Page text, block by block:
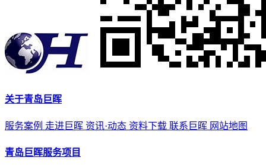
关于青岛巨晖
服务案例 走进巨晖 资讯·动态 资料下载 联系巨晖 网站地图
青岛巨晖服务项目